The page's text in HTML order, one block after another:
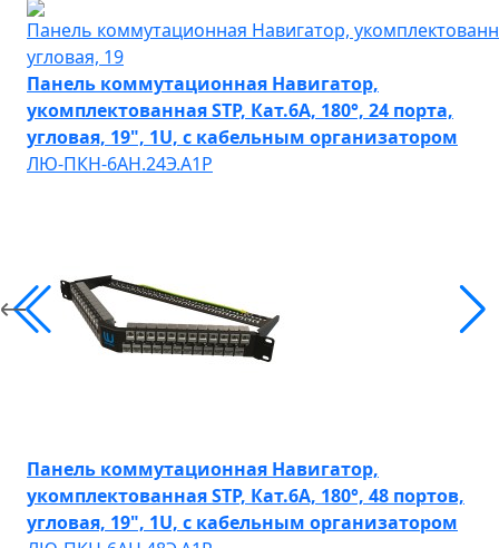
Панель коммутационная Навигатор,
укомплектованная STP, Кат.6A, 180°, 24 порта,
угловая, 19", 1U, с кабельным организатором
ЛЮ-ПКН-6AН.24Э.А1Р
Панель коммутационная Навигатор,
укомплектованная STP, Кат.6A, 180°, 48 портов,
угловая, 19", 1U, с кабельным организатором